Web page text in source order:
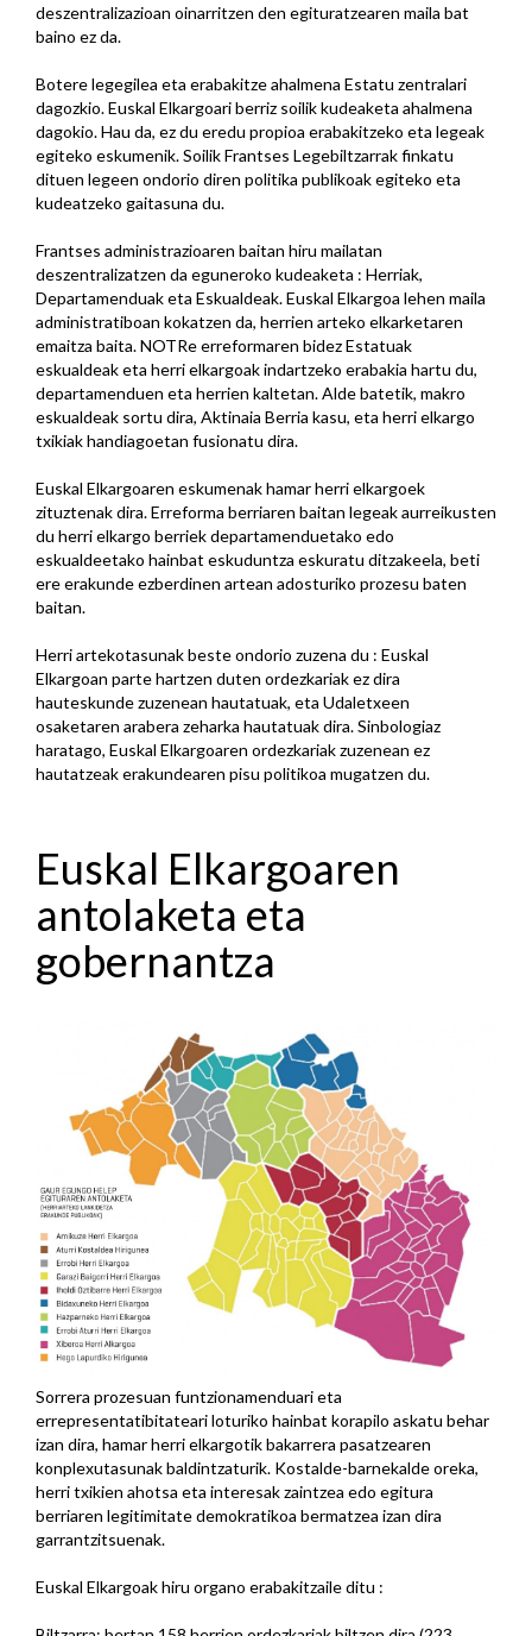
deszentralizazioan oinarritzen den egituratzearen maila bat
baino ez da.
Botere legegilea eta erabakitze ahalmena Estatu zentralari
dagozkio. Euskal Elkargoari berriz soilik kudeaketa ahalmena
dagokio. Hau da, ez du eredu propioa erabakitzeko eta legeak
egiteko eskumenik. Soilik Frantses Legebiltzarrak finkatu
dituen legeen ondorio diren politika publikoak egiteko eta
kudeatzeko gaitasuna du.
Frantses administrazioaren baitan hiru mailatan
deszentralizatzen da eguneroko kudeaketa : Herriak,
Departamenduak eta Eskualdeak. Euskal Elkargoa lehen maila
administratiboan kokatzen da, herrien arteko elkarketaren
emaitza baita. NOTRe erreformaren bidez Estatuak
eskualdeak eta herri elkargoak indartzeko erabakia hartu du,
departamenduen eta herrien kaltetan. Alde batetik, makro
eskualdeak sortu dira, Aktinaia Berria kasu, eta herri elkargo
txikiak handiagoetan fusionatu dira.
Euskal Elkargoaren eskumenak hamar herri elkargoek
zituztenak dira. Erreforma berriaren baitan legeak aurreikusten
du herri elkargo berriek departamenduetako edo
eskualdeetako hainbat eskuduntza eskuratu ditzakeela, beti
ere erakunde ezberdinen artean adosturiko prozesu baten
baitan.
Herri artekotasunak beste ondorio zuzena du : Euskal
Elkargoan parte hartzen duten ordezkariak ez dira
hauteskunde zuzenean hautatuak, eta Udaletxeen
osaketaren arabera zeharka hautatuak dira. Sinbologiaz
haratago, Euskal Elkargoaren ordezkariak zuzenean ez
hautatzeak erakundearen pisu politikoa mugatzen du.
Euskal Elkargoaren
antolaketa eta
gobernantza
Sorrera prozesuan funtzionamenduari eta
errepresentatibitateari loturiko hainbat korapilo askatu behar
izan dira, hamar herri elkargotik bakarrera pasatzearen
konplexutasunak baldintzaturik. Kostalde-barnekalde oreka,
herri txikien ahotsa eta interesak zaintzea edo egitura
berriaren legitimitate demokratikoa bermatzea izan dira
garrantzitsuenak.
Euskal Elkargoak hiru organo erabakitzaile ditu :